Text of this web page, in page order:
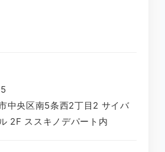
中央区南5条西2丁目2 サイバ
2F ススキノデパート内